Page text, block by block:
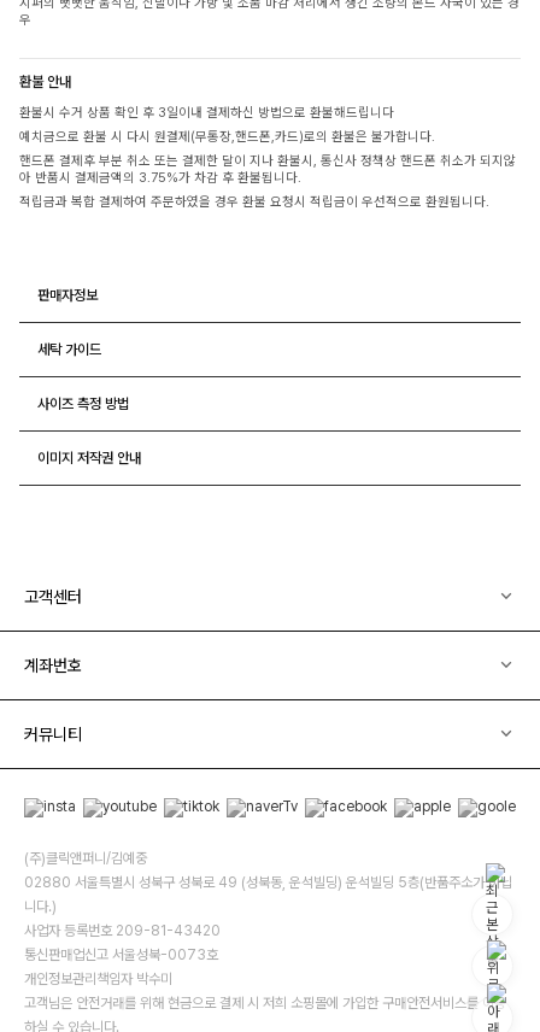
우
환불 안내
환불시 수거 상품 확인 후 3일이내 결제하신 방법으로 환불해드립니다
예치금으로 환불 시 다시 원결제(무통장,핸드폰,카드)로의 환불은 불가합니다.
핸드폰 결제후 부분 취소 또는 결제한 달이 지나 환불시, 통신사 정책상 핸드폰 취소가 되지않
아 반품시 결제금액의 3.75%가 차감 후 환불됩니다.
적립금과 복합 결제하여 주문하였을 경우 환불 요청시 적립금이 우선적으로 환원됩니다.
판매자정보
세탁 가이드
사이즈 측정 방법
이미지 저작권 안내
고객센터
계좌번호
커뮤니티
(주)클릭앤퍼니/김예중
02880 서울특별시 성북구 성북로 49 (성북동, 운석빌딩) 운석빌딩 5층(반품주소가 아닙
니다.)
사업자 등록번호 209-81-43420
통신판매업신고 서울성북-0073호
개인정보관리책임자 박수미
고객님은 안전거래를 위해 현금으로 결제 시 저희 소핑몰에 가입한 구매안전서비스를 이용
하실 수 있습니다.